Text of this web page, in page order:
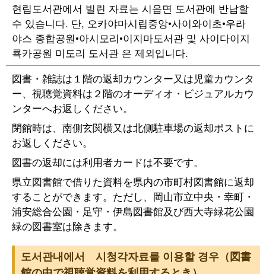
현립도서관에서 빌린 자료는 시읍면 도서관에 반납할
수 있습니다. 단, 오카야마시립중앙•사이와이초•우라
야스 종합공원•아시모리•이지마도서관 및 사이다이지
룍카공원 미도리 도서관 은 제외입니다.
図書・雑誌は１階の返却カウンター又は児童カウンタ
ー、視聴覚資料は２階のオーディオ・ビジュアルカウ
ンターへお返しください。
閉館時は、南側玄関横又は北側駐車場の返却ポストに
お返しください。
図書の返却には利用者カードは不要です。
県立図書館で借りた資料を県内の市町村図書館に返却
することができます。ただし、岡山市立中央・幸町・
浦安総合公園・足守・伊島図書館及び西大寺緑花公園
緑の図書室は除きます。
도서관내에서 시청각자료를 이용할 경우（図書